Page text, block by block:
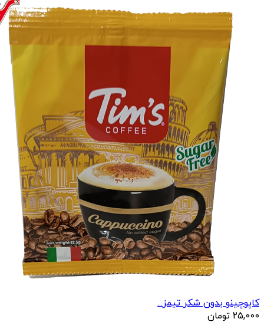
کاپوچینو بدون شکر تیمز...
25,000 تومان